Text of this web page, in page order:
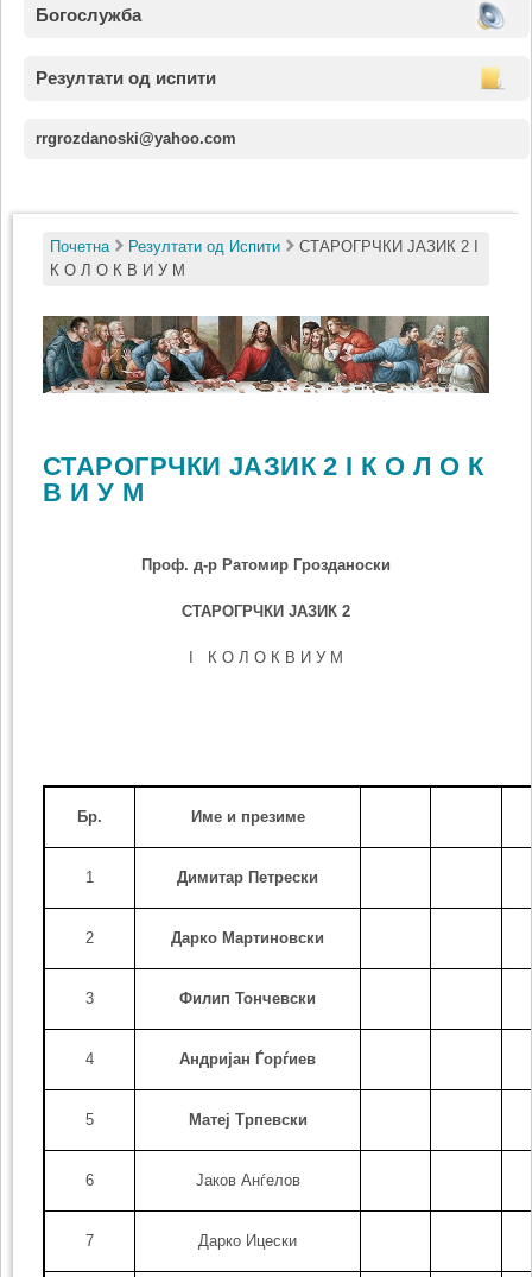
Богослужба
Резултати од испити
rrgrozdanoski@yahoo.com
Почетна Резултати од Испити
СТАРОГРЧКИ ЈАЗИК 2 I
К О Л О К В И У М
СТАРОГРЧКИ ЈАЗИК 2 I К О Л О К
В И У М
Проф. д-р Ратомир Грозданоски
СТАРОГРЧКИ ЈАЗИК 2
I К О Л О К В И У М
Бр. Име и презиме
1 Димитар Петрески
2 Дарко Мартиновски
3 Филип Тончевски
4 Андријан Ѓорѓиев
5 Матеј Трпевски
6 Јаков Анѓелов
7 Дарко Ицески